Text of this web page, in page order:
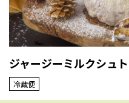
ジャージーミルクシュ
冷蔵便